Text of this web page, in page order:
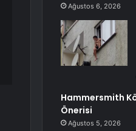
Ağustos 6, 2026
Hammersmith
Önerisi
Ağustos 5, 2026